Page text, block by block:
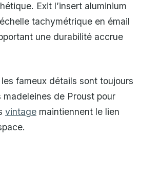
Exit l’insert aluminium
tachymétrique en émail
une durabilité accrue
fameux détails sont toujours
de Proust pour
vintage maintiennent le lien